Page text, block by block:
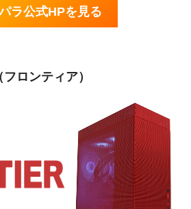
パラ公式HPを見る
ロンティア）